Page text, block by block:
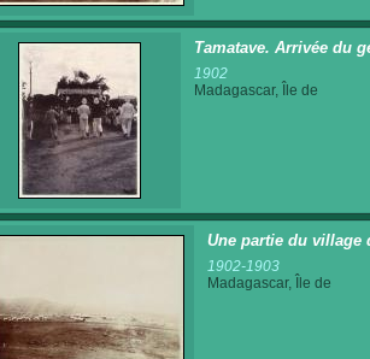
Tamatave. Arrivée du
1902
Madagascar, Île de
Une partie du village
1902-1903
Madagascar, Île de